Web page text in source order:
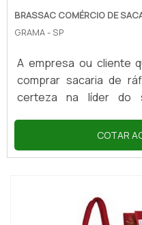
BRASSAC COMÉRCIO DE
GRAMA - SP
A empresa ou cliente
comprar sacaria de
certeza na líder do
cotação na empresa
mercado e
IMPORTANTES DE
DE RAFIASe alguém
sacaria de ráfia em
COTAR